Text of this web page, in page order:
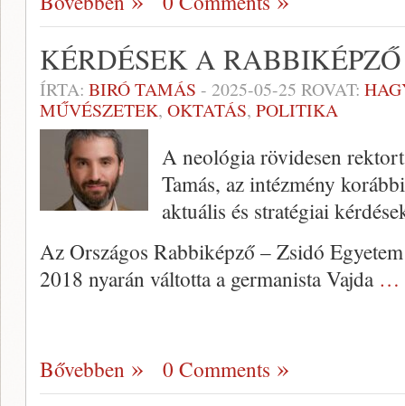
KÉRDÉSEK A
ÍRTA: BIRÓ TAMÁS - 2025-05-25 ROVAT:
MŰVÉSZETEK, OKTATÁS, POLITIKA
A neológia rövidesen
Tamás, az intézmény
aktuális és stratégiai
Az Országos Rabbiképző – Zsidó
2018 nyarán váltotta a germanista Vajda …
Bővebben 0 Comments